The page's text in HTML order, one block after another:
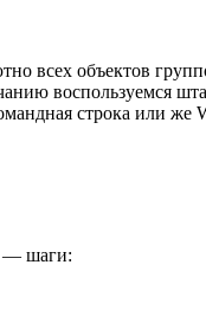
всех объектов
воспользуемся
строка или же
— шаги: